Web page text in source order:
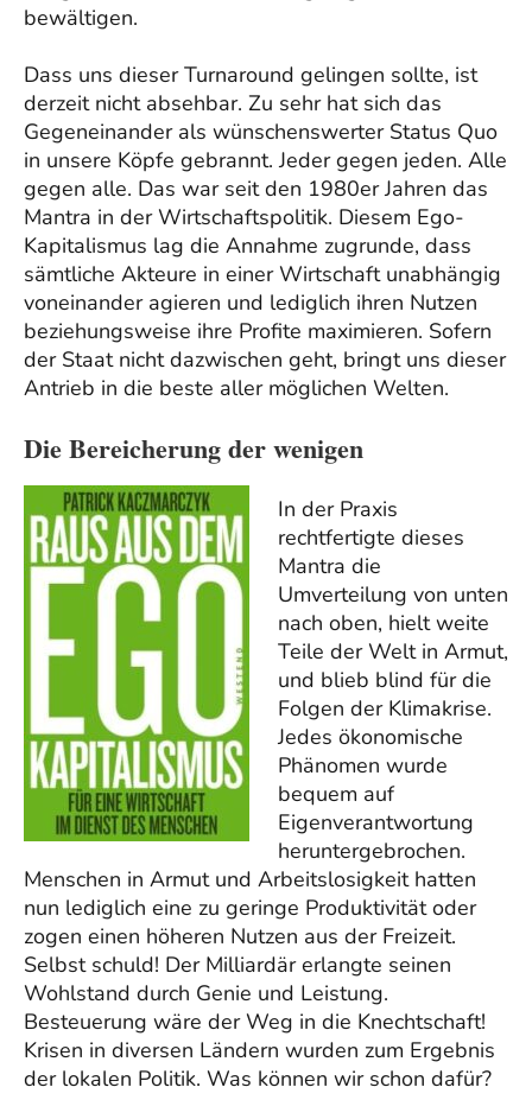
bewältigen.
Dass uns dieser Turnaround gelingen sollte, ist
derzeit nicht absehbar. Zu sehr hat sich das
Gegeneinander als wünschenswerter Status Quo
in unsere Köpfe gebrannt. Jeder gegen jeden. Alle
gegen alle. Das war seit den 1980er Jahren das
Mantra in der Wirtschaftspolitik. Diesem Ego-
Kapitalismus lag die Annahme zugrunde, dass
sämtliche Akteure in einer Wirtschaft unabhängig
voneinander agieren und lediglich ihren Nutzen
beziehungsweise ihre Profite maximieren. Sofern
der Staat nicht dazwischen geht, bringt uns dieser
Antrieb in die beste aller möglichen Welten.
Die Bereicherung der wenigen
In der Praxis
rechtfertigte dieses
Mantra die
Umverteilung von unten
nach oben, hielt weite
Teile der Welt in Armut,
und blieb blind für die
Folgen der Klimakrise.
Jedes ökonomische
Phänomen wurde
bequem auf
Eigenverantwortung
heruntergebrochen.
Menschen in Armut und Arbeitslosigkeit hatten
nun lediglich eine zu geringe Produktivität oder
zogen einen höheren Nutzen aus der Freizeit.
Selbst schuld! Der Milliardär erlangte seinen
Wohlstand durch Genie und Leistung.
Besteuerung wäre der Weg in die Knechtschaft!
Krisen in diversen Ländern wurden zum Ergebnis
der lokalen Politik. Was können wir schon dafür?